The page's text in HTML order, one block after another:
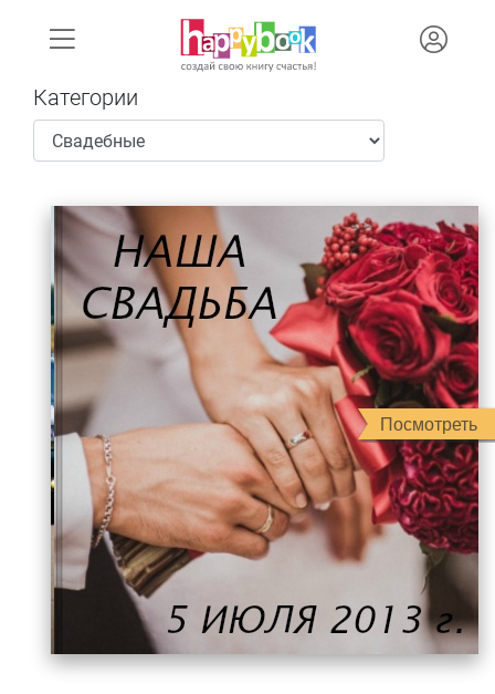
Категории
Посмотреть